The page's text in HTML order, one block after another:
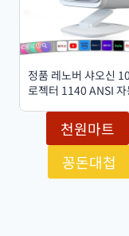
정품 레노버 샤오신
로젝터 1140 ANSI
360도 PTZ 지원 4K
용 프로젝터천원마트
꽁돈대첩